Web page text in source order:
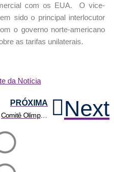
com os EUA. O vice-
sido o principal interlocutor
o governo norte-americano
as tarifas unilaterais.
da Notícia
PRÓXIMA
Comitê Olímpico dos EUA proíbe mulheres trans em competições femininas Next